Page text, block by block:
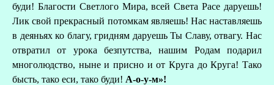
буди! Благости Светлого Мира, всей Света Расе даруешь!
Лик свой прекрасный потомкам являешь! Нас наставляешь
в деяньях ко благу, гридням даруешь Ты Славу, отвагу. Нас
отвратил от урока безпутства, нашим Родам подарил
многолюдство, ныне и присно и от Круга до Круга! Тако
бысть, тако еси, тако буди! А-о-у-м»!